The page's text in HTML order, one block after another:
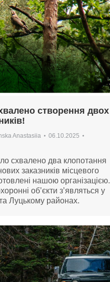
створення двох
Anastasiia
06.10.2025
схвалено два клопотання
заказників місцевого
нашою організацією.
об’єкти з’являться у
Луцькому районах.